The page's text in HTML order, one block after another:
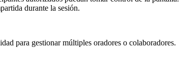
durante la sesión.
para gestionar múltiples oradores o colaboradores.